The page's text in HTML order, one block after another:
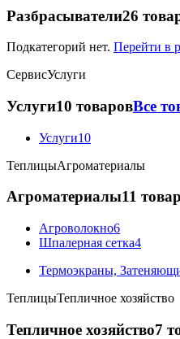
Разбрасыватели26
Подкатегорий нет. Перейти в
СервисУслуги
Услуги10 товаровВсе
Услуги10
ТеплицыАгроматериалы
Агроматериалы11
Агроволокно6
Шпалерная сетка4
Термоэкраны,
ТеплицыТепличное хозяйство
Тепличное хозяйство7